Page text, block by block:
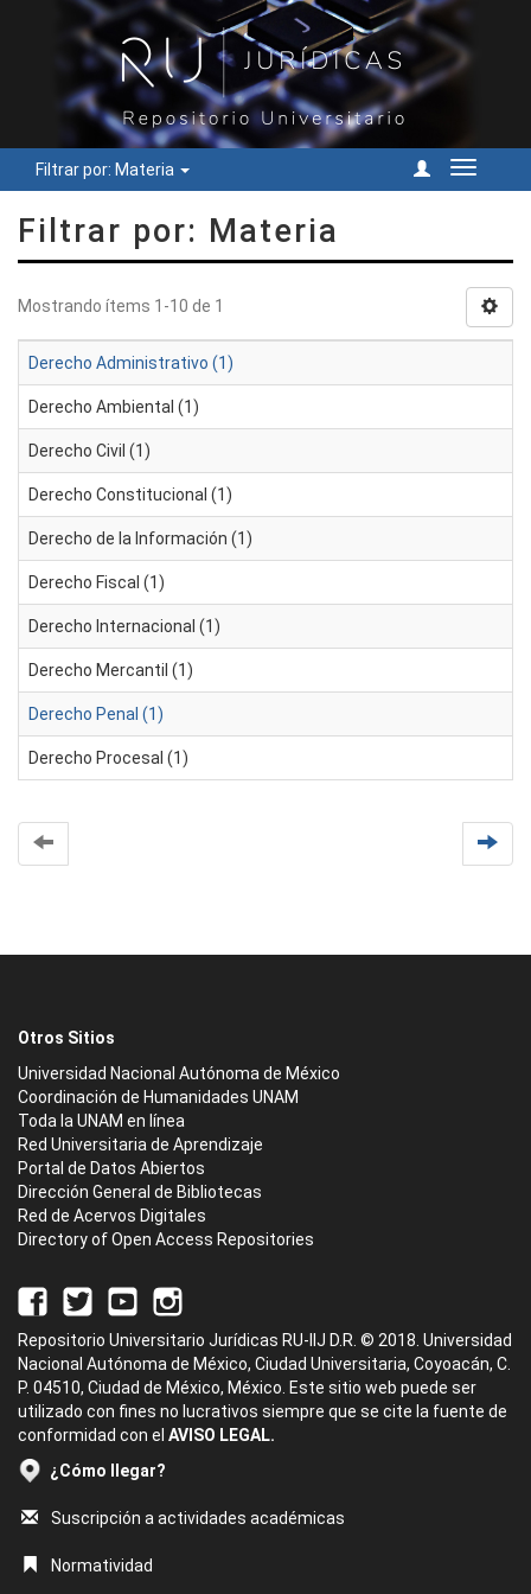
Filtrar por: Materia
Cambiar
Filtrar por: Materia
Mostrando ítems 1-10 de 1
Derecho Administrativo (1)
Derecho Ambiental (1)
Derecho Civil (1)
Derecho Constitucional (1)
Derecho de la Información (1)
Derecho Fiscal (1)
Derecho Internacional (1)
Derecho Mercantil (1)
Derecho Penal (1)
Derecho Procesal (1)
Otros Sitios
Universidad Nacional Autónoma de México
Coordinación de Humanidades UNAM
Toda la UNAM en línea
Red Universitaria de Aprendizaje
Portal de Datos Abiertos
Dirección General de Bibliotecas
Red de Acervos Digitales
Directory of Open Access Repositories
Repositorio Universitario Jurídicas RU-IIJ D.R. © 2018. Universidad
Nacional Autónoma de México, Ciudad Universitaria, Coyoacán, C.
P. 04510, Ciudad de México, México. Este sitio web puede ser
utilizado con fines no lucrativos siempre que se cite la fuente de
conformidad con el AVISO LEGAL.
¿Cómo llegar?
Suscripción a actividades académicas
Normatividad